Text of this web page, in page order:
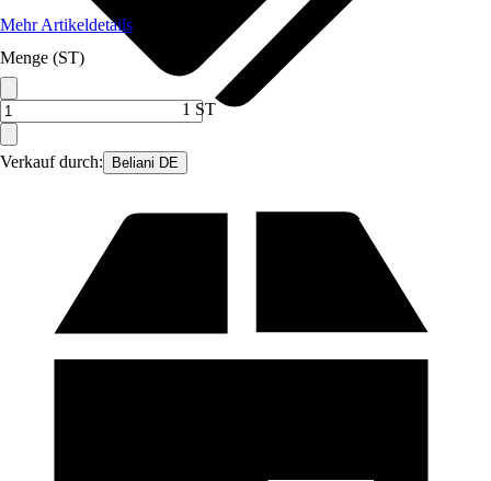
Verkauf durch: Beliani DE
Mehr Artikeldetails
Menge (ST)
1 ST